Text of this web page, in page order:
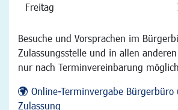
Freitag
Besuche und Vorsprachen im
Zulassungsstelle und in allen
nur nach Terminvereinbarung
Online-Terminvergabe Bürgerbüro
Zulassung